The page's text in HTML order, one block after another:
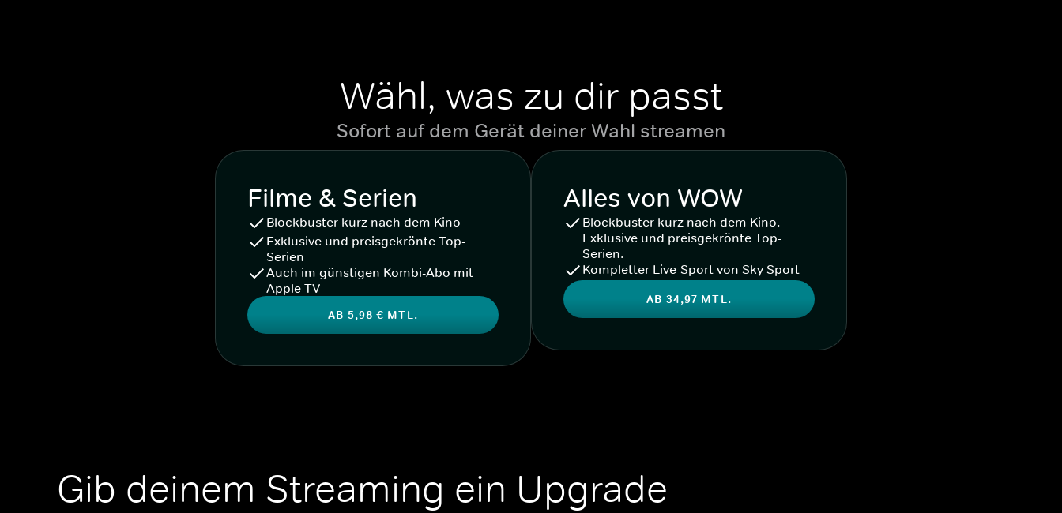
Wähl, was zu dir passt
Sofort auf dem Gerät deiner Wahl streamen
Filme & Serien
Blockbuster kurz nach dem Kino
Exklusive und preisgekrönte Top-
Serien
Auch im günstigen Kombi-Abo mit
Apple TV
AB 5,98 € MTL.
Alles von WOW
Blockbuster kurz nach dem Kino.
Exklusive und preisgekrönte Top-
Serien.
Kompletter Live-Sport von Sky Sport
AB 34,97 MTL.
Gib deinem Streaming ein Upgrade